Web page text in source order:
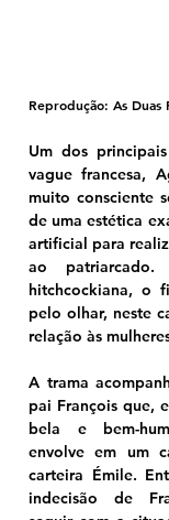
Reprodução: As Duas
Um dos
vague francesa,
muito consciente
de uma estética
artificial para
ao
hitchcockiana, o
pelo olhar, neste
relação às
A trama
pai François que,
bela e bem-
envolve em um
carteira Émile.
indecisão de